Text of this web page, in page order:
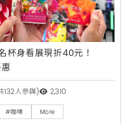
杯身看展現折40元！
132人參與) 2,310
#咖啡 More